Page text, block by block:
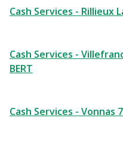
Cash Services - Rillieux
Cash Services -
BERT
Cash Services - Vonnas 7